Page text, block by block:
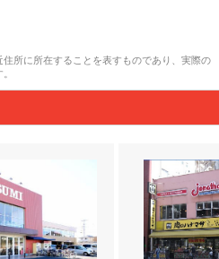
所に所在することを表すものであり、実際の